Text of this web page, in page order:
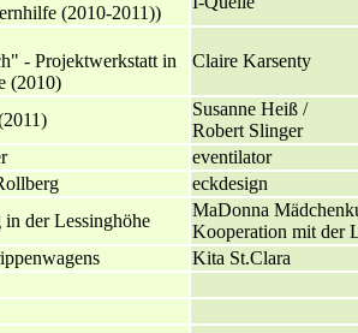
(2010-2011))
- Projektwerkstatt in
(2010)
Claire Karsenty
Susanne Heiß /
Robert Slinger
eventilator
eckdesign
der Lessinghöhe
MaDonna
Kooperation mit der
Kita St.Clara